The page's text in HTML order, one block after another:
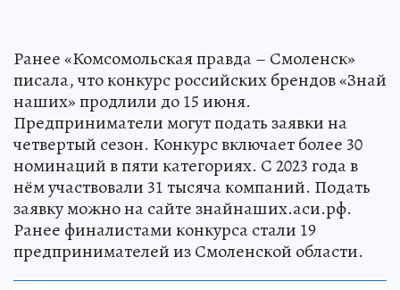
Ранее «Комсомольская правда – Смоленск»
писала, что конкурс российских брендов «Знай
наших» продлили до 15 июня.
Предприниматели могут подать заявки на
четвертый сезон. Конкурс включает более 30
номинаций в пяти категориях. С 2023 года в
нём участвовали 31 тысяча компаний. Подать
заявку можно на сайте знайнаших.аси.рф.
Ранее финалистами конкурса стали 19
предпринимателей из Смоленской области.